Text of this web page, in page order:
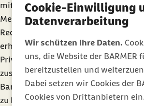
Cookie-Einwilligung
Datenverarbeitung
Wir schützen Ihre Daten.
uns, die Website der BARMER
bereitzustellen und
Dabei setzen wir Cookies der
Cookies von Drittanbietern
mit der Barmer ab. Für den
Mehrleistungen erhalten Sie eine
Rechnung. Im Fall einer
erhalten Sie für die komplette
Privatrechnung. Diese Rechnung
zusammen mit Ihrer
Barmer ein, um Ihren Festzuschuss
zu bekommen.